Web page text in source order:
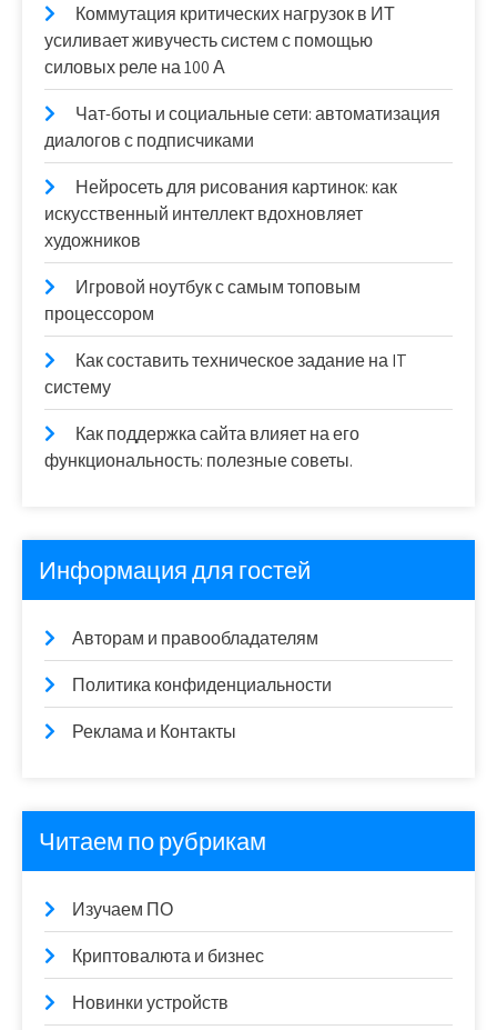
Коммутация критических нагрузок в ИТ
усиливает живучесть систем с помощью
силовых реле на 100 А
Чат-боты и социальные сети: автоматизация
диалогов с подписчиками
Нейросеть для рисования картинок: как
искусственный интеллект вдохновляет
художников
Игровой ноутбук с самым топовым
процессором
Как составить техническое задание на IT
систему
Как поддержка сайта влияет на его
функциональность: полезные советы.
Информация для гостей
Авторам и правообладателям
Политика конфиденциальности
Реклама и Контакты
Читаем по рубрикам
Изучаем ПО
Криптовалюта и бизнес
Новинки устройств